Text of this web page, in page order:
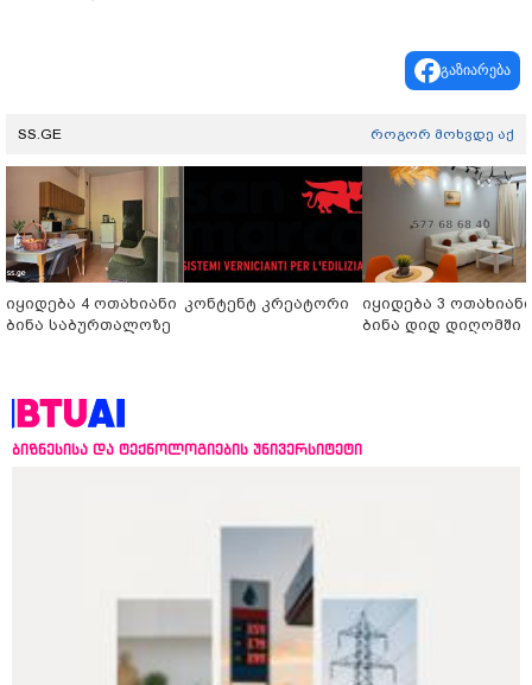
გაზიარება
SS.GE როგორ მოხვდე აქ
იყიდება 4 ოთახიანი
ბინა საბურთალოზე
კონტენტ კრეატორი
იყიდება 3 ოთახიანი
ბინა დიდ დიღომში
ბიზნესისა და ტექნოლოგიების უნივერსიტეტი